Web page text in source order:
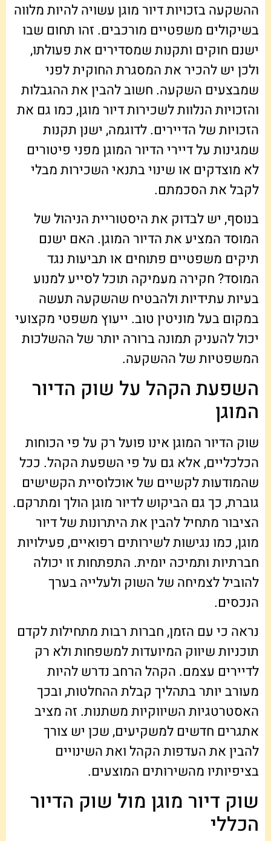
ההשקעה בזכויות דיור מוגן עשויה להיות מלווה
בשיקולים משפטיים מורכבים. זהו תחום שבו
ישנם חוקים ותקנות שמסדירים את פעולתו,
ולכן יש להכיר את המסגרת החוקית לפני
שמבצעים השקעה. חשוב להבין את ההגבלות
והזכויות הנלוות לשכירות דיור מוגן, כמו גם את
הזכויות של הדיירים. לדוגמה, ישנן תקנות
שמגינות על דיירי הדיור המוגן מפני פיטורים
לא מוצדקים או שינוי בתנאי השכירות מבלי
לקבל את הסכמתם.
בנוסף, יש לבדוק את היסטוריית הניהול של
המוסד המציע את הדיור המוגן. האם ישנם
תיקים משפטיים פתוחים או תביעות נגד
המוסד? חקירה מעמיקה תוכל לסייע למנוע
בעיות עתידיות ולהבטיח שהשקעה תעשה
במקום בעל מוניטין טוב. ייעוץ משפטי מקצועי
יכול להעניק תמונה ברורה יותר של ההשלכות
המשפטיות של ההשקעה.
השפעת הקהל על שוק הדיור
המוגן
שוק הדיור המוגן אינו פועל רק על פי הכוחות
הכלכליים, אלא גם על פי השפעת הקהל. ככל
שהמודעות לקשיים של אוכלוסיית הקשישים
גוברת, כך גם הביקוש לדיור מוגן הולך ומתרקם.
הציבור מתחיל להבין את היתרונות של דיור
מוגן, כמו נגישות לשירותים רפואיים, פעילויות
חברתיות ותמיכה יומית. התפתחות זו יכולה
להוביל לצמיחה של השוק ולעלייה בערך
הנכסים.
נראה כי עם הזמן, חברות רבות מתחילות לקדם
תוכניות שיווק המיועדות למשפחות ולא רק
לדיירים עצמם. הקהל הרחב נדרש להיות
מעורב יותר בתהליך קבלת ההחלטות, ובכך
האסטרטגיות השיווקיות משתנות. זה מציב
אתגרים חדשים למשקיעים, שכן יש צורך
להבין את העדפות הקהל ואת השינויים
בציפיותיו מהשירותים המוצעים.
שוק דיור מוגן מול שוק הדיור
הכללי